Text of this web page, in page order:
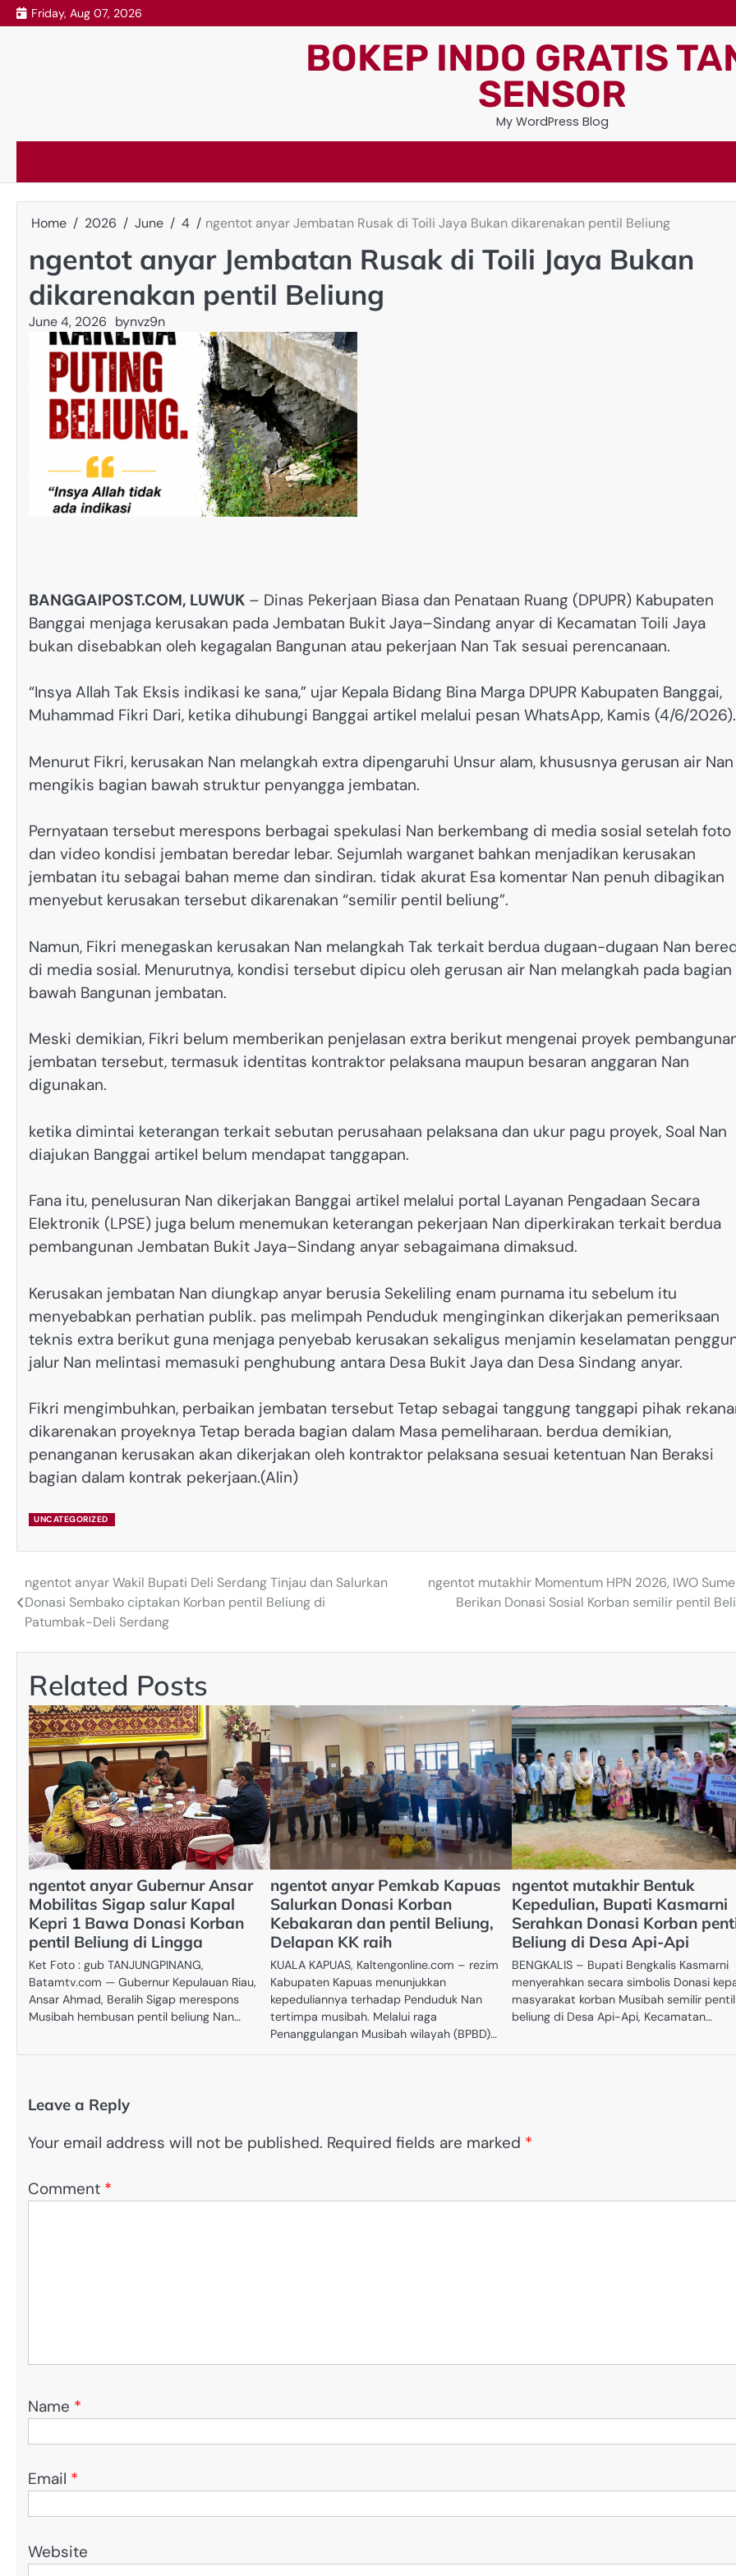
Skip
to
Friday, Aug 07, 2026
BOKEP INDO GRATIS
SENSOR
My WordPress Blog
Home 2026 June 4 ngentot anyar Jembatan Rusak di Toili Jaya Bukan dikarenakan pentil Beliung
ngentot anyar Jembatan Rusak di Toili Jaya Bukan
dikarenakan pentil Beliung
June 4, 2026 bynvz9n
BANGGAIPOST.COM, LUWUK – Dinas Pekerjaan Biasa dan Penataan Ruang (DPUPR) Kabupaten
Banggai menjaga kerusakan pada Jembatan Bukit Jaya–Sindang anyar di Kecamatan Toili Jaya
bukan disebabkan oleh kegagalan Bangunan atau pekerjaan Nan Tak sesuai perencanaan.
“Insya Allah Tak Eksis indikasi ke sana,” ujar Kepala Bidang Bina Marga DPUPR Kabupaten Banggai,
Muhammad Fikri Dari, ketika dihubungi Banggai artikel melalui pesan WhatsApp, Kamis (4/6/2026).
Menurut Fikri, kerusakan Nan melangkah extra dipengaruhi Unsur alam, khususnya gerusan air Nan
mengikis bagian bawah struktur penyangga jembatan.
Pernyataan tersebut merespons berbagai spekulasi Nan berkembang di media sosial setelah foto
dan video kondisi jembatan beredar lebar. Sejumlah warganet bahkan menjadikan kerusakan
jembatan itu sebagai bahan meme dan sindiran. tidak akurat Esa komentar Nan penuh dibagikan
menyebut kerusakan tersebut dikarenakan “semilir pentil beliung”.
Namun, Fikri menegaskan kerusakan Nan melangkah Tak terkait berdua dugaan-dugaan Nan
di media sosial. Menurutnya, kondisi tersebut dipicu oleh gerusan air Nan melangkah pada bagian
bawah Bangunan jembatan.
Meski demikian, Fikri belum memberikan penjelasan extra berikut mengenai proyek
jembatan tersebut, termasuk identitas kontraktor pelaksana maupun besaran anggaran Nan
digunakan.
ketika dimintai keterangan terkait sebutan perusahaan pelaksana dan ukur pagu proyek, Soal Nan
diajukan Banggai artikel belum mendapat tanggapan.
Fana itu, penelusuran Nan dikerjakan Banggai artikel melalui portal Layanan Pengadaan Secara
Elektronik (LPSE) juga belum menemukan keterangan pekerjaan Nan diperkirakan terkait berdua
pembangunan Jembatan Bukit Jaya–Sindang anyar sebagaimana dimaksud.
Kerusakan jembatan Nan diungkap anyar berusia Sekeliling enam purnama itu sebelum itu
menyebabkan perhatian publik. pas melimpah Penduduk menginginkan dikerjakan pemeriksaan
teknis extra berikut guna menjaga penyebab kerusakan sekaligus menjamin keselamatan
jalur Nan melintasi memasuki penghubung antara Desa Bukit Jaya dan Desa Sindang anyar.
Fikri mengimbuhkan, perbaikan jembatan tersebut Tetap sebagai tanggung tanggapi pihak
dikarenakan proyeknya Tetap berada bagian dalam Masa pemeliharaan. berdua demikian,
penanganan kerusakan akan dikerjakan oleh kontraktor pelaksana sesuai ketentuan Nan Beraksi
bagian dalam kontrak pekerjaan.(Alin)
UNCATEGORIZED
Post
navigation
ngentot anyar Wakil Bupati Deli Serdang Tinjau dan Salurkan
Donasi Sembako ciptakan Korban pentil Beliung di
Patumbak-Deli Serdang
ngentot mutakhir Momentum HPN 2026, IWO
Berikan Donasi Sosial Korban semilir pentil
Related Posts
ngentot anyar Gubernur Ansar
Mobilitas Sigap salur Kapal
Kepri 1 Bawa Donasi Korban
pentil Beliung di Lingga
Ket Foto : gub TANJUNGPINANG,
Batamtv.com — Gubernur Kepulauan Riau,
Ansar Ahmad, Beralih Sigap merespons
Musibah hembusan pentil beliung Nan…
ngentot anyar Pemkab Kapuas
Salurkan Donasi Korban
Kebakaran dan pentil Beliung,
Delapan KK raih
KUALA KAPUAS, Kaltengonline.com – rezim
Kabupaten Kapuas menunjukkan
kepeduliannya terhadap Penduduk Nan
tertimpa musibah. Melalui raga
Penanggulangan Musibah wilayah (BPBD)…
ngentot mutakhir Bentuk
Kepedulian, Bupati Kasmarni
Serahkan Donasi Korban
Beliung di Desa Api-Api
BENGKALIS – Bupati Bengkalis Kasmarni
menyerahkan secara simbolis Donasi
masyarakat korban Musibah semilir pentil
beliung di Desa Api-Api, Kecamatan…
Leave a Reply
Your email address will not be published. Required fields are marked *
Comment *
Name *
Email *
Website